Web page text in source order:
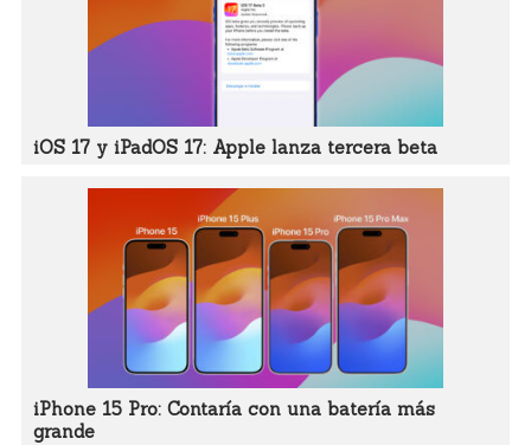
iOS 17 y iPadOS 17: Apple lanza tercera beta
iPhone 15 Pro: Contaría con una batería más
grande